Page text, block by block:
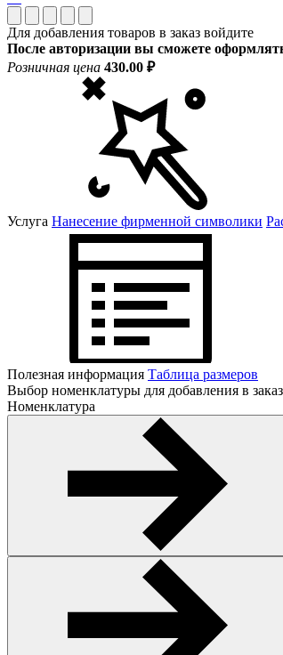
Для добавления товаров в заказ войдите
После авторизации вы сможете
Розничная цена 430.00 ₽
Услуга Нанесение фирменной символики
Полезная информация Таблица размеров
Выбор номенклатуры для добавления в
Номенклатура